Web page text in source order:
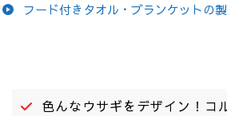
フード付きタオル・ブランケットの
色んなウサギをデザイン！コ